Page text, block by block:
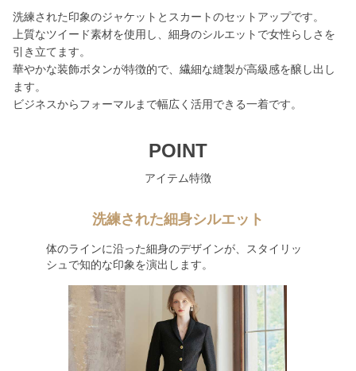
洗練された印象のジャケットとスカートのセットアップです。
上質なツイード素材を使用し、細身のシルエットで女性らしさを
引き立てます。
華やかな装飾ボタンが特徴的で、繊細な縫製が高級感を醸し出し
ます。
ビジネスからフォーマルまで幅広く活用できる一着です。
POINT
アイテム特徴
洗練された細身シルエット
体のラインに沿った細身のデザインが、スタイリッ
シュで知的な印象を演出します。